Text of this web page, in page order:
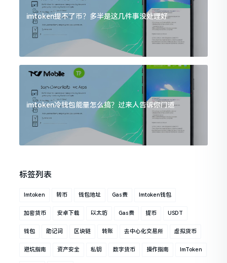
imtoken提不了币？多半是这几件事没处理好
imtoken冷钱包能量怎么搞？过来人告诉你门道
标签列表
Imtoken 转币 钱包地址 Gas费 Imtoken钱包
加密货币 安卓下载 以太坊 Gas费 提币 USDT
钱包 助记词 区块链 转账 去中心化交易所 虚拟货币
避坑指南 资产安全 私钥 数字货币 操作指南 ImToken